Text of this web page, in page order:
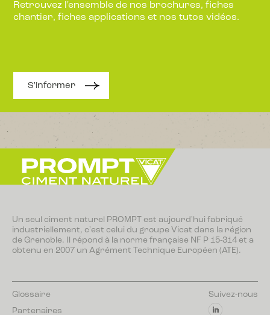
Retrouvez l'ensemble de nos brochures, fiches
chantier, fiches applications et nos tutos vidéos.
S'informer
Un seul ciment naturel PROMPT est aujourd'hui fabriqué
industriellement, c'est celui du groupe Vicat dans la région
de Grenoble. Il répond à la norme française NF P 15-314 et a
obtenu en 2007 un Agrément Technique Européen (ATE).
Glossaire
Partenaires
Suivez-nous